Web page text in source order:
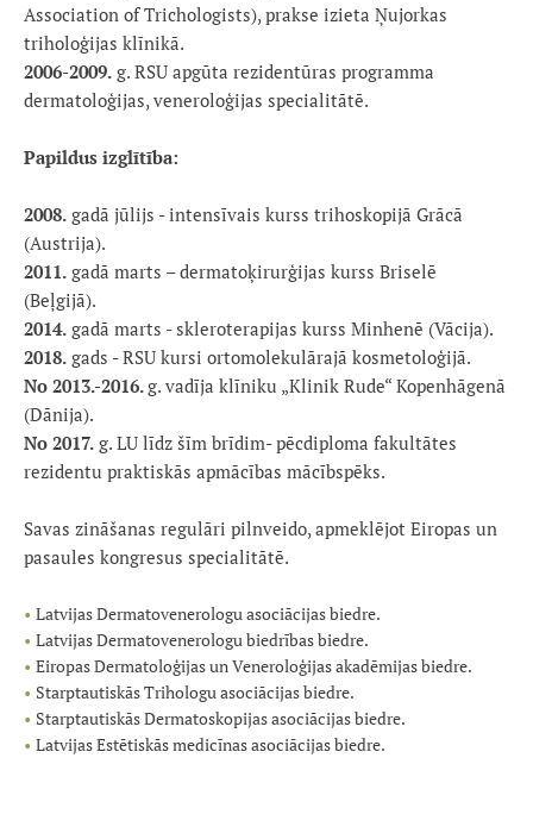
Association of Trichologists), prakse izieta Ņujorkas
triholoģijas klīnikā.
2006-2009. g. RSU apgūta rezidentūras programma
dermatoloģijas, veneroloģijas specialitātē.
Papildus izglītība:
2008. gadā jūlijs - intensīvais kurss trihoskopijā Grācā
(Austrija).
2011. gadā marts – dermatoķirurģijas kurss Briselē
(Beļgijā).
2014. gadā marts - skleroterapijas kurss Minhenē (Vācija).
2018. gads - RSU kursi ortomolekulārajā kosmetoloģijā.
No 2013.-2016.g. vadīja klīniku „Klinik Rude“ Kopenhāgenā
(Dānija).
No 2017. g. LU līdz šīm brīdim- pēcdiploma fakultātes
rezidentu praktiskās apmācības mācībspēks.
Savas zināšanas regulāri pilnveido, apmeklējot Eiropas un
pasaules kongresus specialitātē.
Latvijas Dermatovenerologu asociācijas biedre.
Latvijas Dermatovenerologu biedrības biedre.
Eiropas Dermatoloģijas un Veneroloģijas akadēmijas biedre.
Starptautiskās Trihologu asociācijas biedre.
Starptautiskās Dermatoskopijas asociācijas biedre.
Latvijas Estētiskās medicīnas asociācijas biedre.